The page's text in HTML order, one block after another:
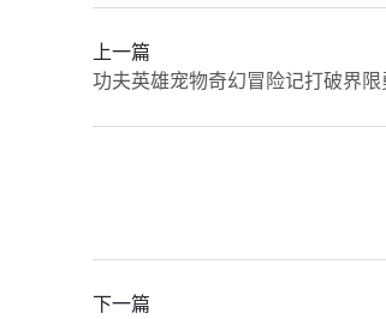
上一篇
功夫英雄宠物奇幻冒险记打破界
下一篇